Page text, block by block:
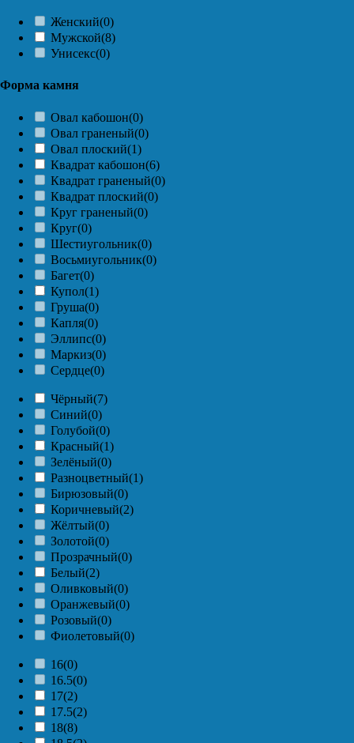
Женский(0)
Мужской(8)
Унисекс(0)
Форма камня
Овал кабошон(0)
Овал граненый(0)
Овал плоский(1)
Квадрат кабошон(6)
Квадрат граненый(0)
Квадрат плоский(0)
Круг граненый(0)
Круг(0)
Шестиугольник(0)
Восьмиугольник(0)
Багет(0)
Купол(1)
Груша(0)
Капля(0)
Эллипс(0)
Маркиз(0)
Сердце(0)
Чёрный(7)
Синий(0)
Голубой(0)
Красный(1)
Зелёный(0)
Разноцветный(1)
Бирюзовый(0)
Коричневый(2)
Жёлтый(0)
Золотой(0)
Прозрачный(0)
Белый(2)
Оливковый(0)
Оранжевый(0)
Розовый(0)
Фиолетовый(0)
16(0)
16.5(0)
17(2)
17.5(2)
18(8)